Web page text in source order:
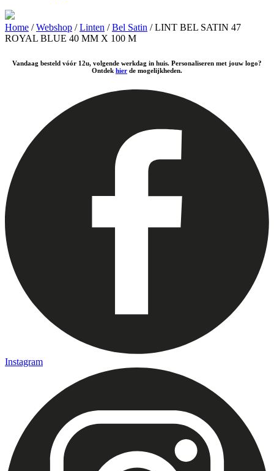
Home /Webshop /Linten /Bel Satin / LINT BEL SATIN 47
ROYAL BLUE 40 MM X 100 M
Vandaag besteld vóór 12u, volgende werkdag in huis. Personaliseren met jouw logo?
Ontdek hier de mogelijkheden.
Instagram